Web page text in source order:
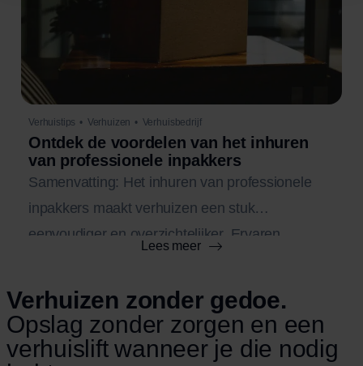
Verhuistips • Verhuizen • Verhuisbedrijf
Ontdek de voordelen van het inhuren
van professionele inpakkers
Samenvatting: Het inhuren van professionele
inpakkers maakt verhuizen een stuk
eenvoudiger en overzichtelijker. Ervaren
verpakt, waardoor de kans op schade minimaal
is. Dit bespaart niet alleen veel tijd en stress,
Lees meer
Verhuizen zonder gedoe.
Opslag zonder zorgen en een
verhuislift wanneer je die nodig